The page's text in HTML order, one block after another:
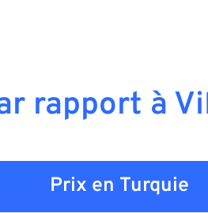
rapport à
Prix en Turquie